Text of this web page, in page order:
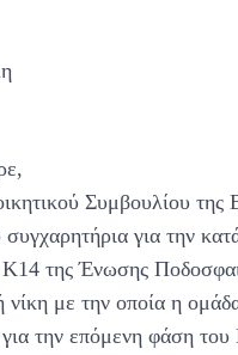
Συμβουλίου
για την
της Ένωσης
νίκη με την οποία η
την επόμενη φάση